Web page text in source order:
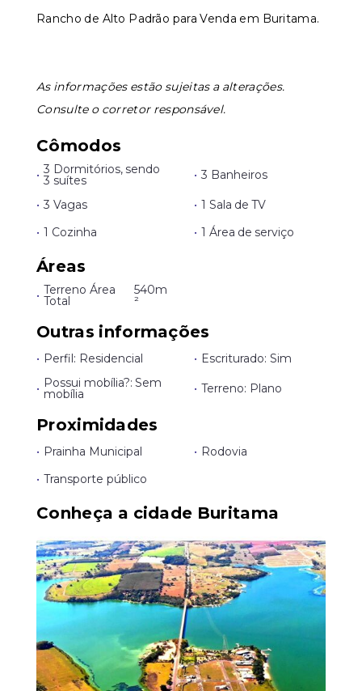
Rancho de Alto Padrão para Venda em Buritama.
As informações estão sujeitas a alterações.
Consulte o corretor responsável.
Cômodos
• 3 Dormitórios, sendo
3 suítes • 3 Banheiros
• 3 Vagas • 1 Sala de TV
• 1 Cozinha • 1 Área de serviço
Áreas
• Terreno Área
Total
540m
²
Outras informações
• Perfil: Residencial • Escriturado: Sim
• Possui mobília?: Sem
mobília • Terreno: Plano
Proximidades
• Prainha Municipal • Rodovia
• Transporte público
Conheça a cidade Buritama